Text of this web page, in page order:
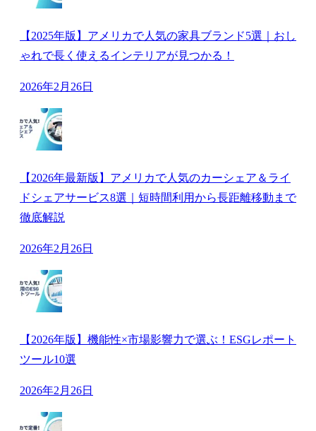
【2025年版】アメリカで人気の家具ブランド5選｜おし
ゃれで長く使えるインテリアが見つかる！
2026年2月26日
【2026年最新版】アメリカで人気のカーシェア＆ライ
ドシェアサービス8選｜短時間利用から長距離移動まで
徹底解説
2026年2月26日
【2026年版】機能性×市場影響力で選ぶ！ESGレポート
ツール10選
2026年2月26日